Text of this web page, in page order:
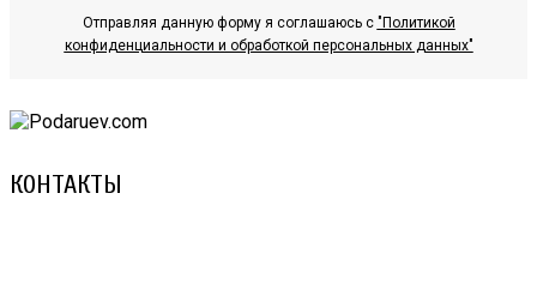
Отправляя данную форму я соглашаюсь с "Политикой
конфиденциальности и обработкой персональных данных"
КОНТАКТЫ